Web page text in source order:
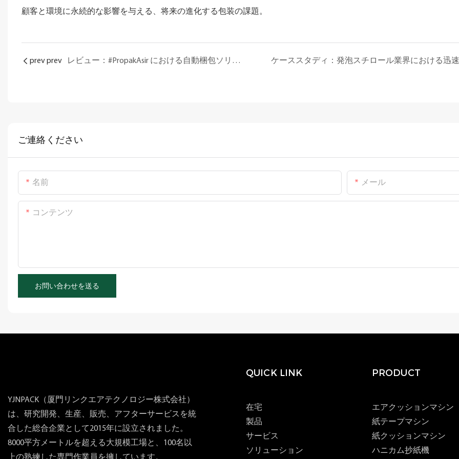
顧客と環境に永続的な影響を与える、将来の進化する包装の課題。
prev prev レビュー：#PropakAsir における自動梱包ソリューションの旅
ご連絡ください
名前 メール
コンテンツ
お問い合わせを送る
YJNPACK（厦門リンクエアテクノロジー株式会社）
は、研究開発、生産、販売、アフターサービスを統
合した総合企業として2015年に設立されました。
8000平方メートルを超える大規模工場と、100名以
QUICK LINK
在宅
製品
サービス
ソリューション
PRODUCT
エアクッションマシン
紙テープマシン
紙クッションマシン
ハニカム抄紙機